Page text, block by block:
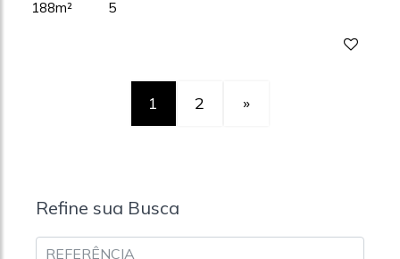
188m²
5
1 2 »
Refine sua Busca